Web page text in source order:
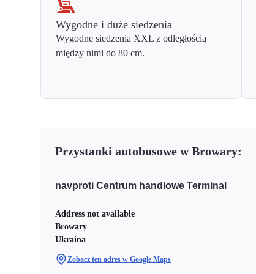
Wygodne i duże siedzenia
Wygodne siedzenia XXL z odległością
między nimi do 80 cm.
Przystanki autobusowe w Browary:
navproti Centrum handlowe Terminal
Address not available
Browary
Ukraina
Zobacz ten adres w Google Maps